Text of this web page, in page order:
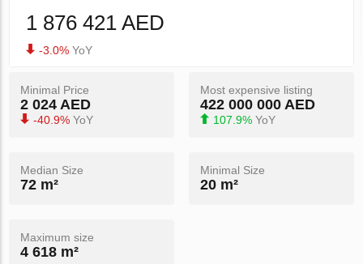
1 876 421 AED
-3.0% YoY
Minimal Price
2 024 AED
-40.9% YoY
Most expensive listing
422 000 000 AED
107.9% YoY
Median Size
72 m²
Minimal Size
20 m²
Maximum size
4 618 m²